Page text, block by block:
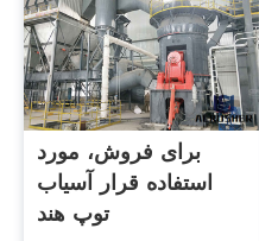
برای فروش، مورد
استفاده قرار آسیاب
توپ هند